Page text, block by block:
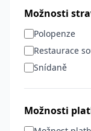
Možnosti
Polopenze
Restaurace
Snídaně
Možnosti